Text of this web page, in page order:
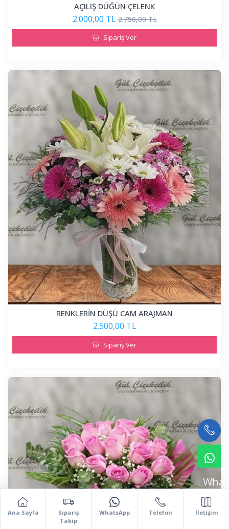
AÇILIŞ DÜĞÜN ÇELENK
2.000,00 TL 2.750,00 TL
Sipariş Ver
RENKLERİN DÜŞÜ CAM ARAJMAN
2.500,00 TL
Sipariş Ver
Ana Sayfa
Sipariş
Takip
WhatsApp Telefon İletişim